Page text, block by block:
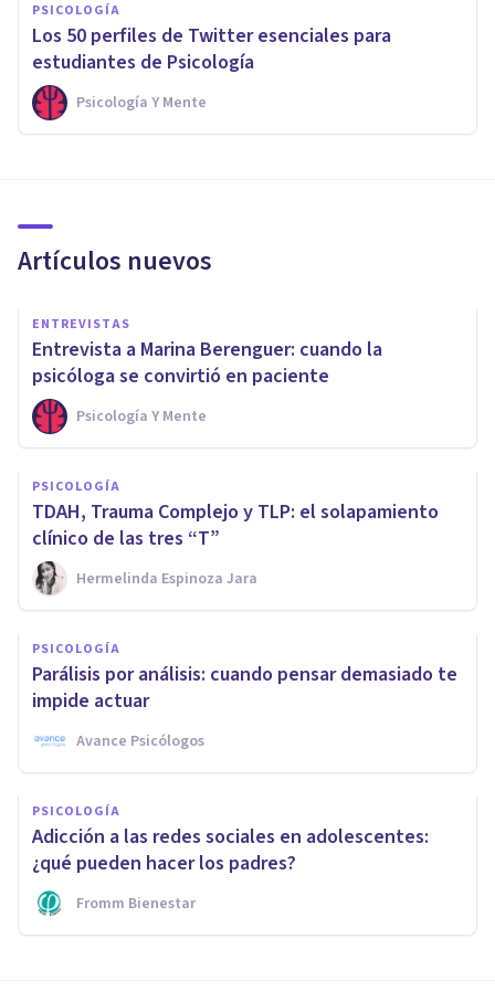
PSICOLOGÍA
Los 50 perfiles de Twitter esenciales para
estudiantes de Psicología
Psicología Y Mente
Artículos nuevos
ENTREVISTAS
Entrevista a Marina Berenguer: cuando la
psicóloga se convirtió en paciente
Psicología Y Mente
PSICOLOGÍA
TDAH, Trauma Complejo y TLP: el solapamiento
clínico de las tres “T”
Hermelinda Espinoza Jara
PSICOLOGÍA
Parálisis por análisis: cuando pensar demasiado te
impide actuar
Avance Psicólogos
PSICOLOGÍA
Adicción a las redes sociales en adolescentes:
¿qué pueden hacer los padres?
Fromm Bienestar